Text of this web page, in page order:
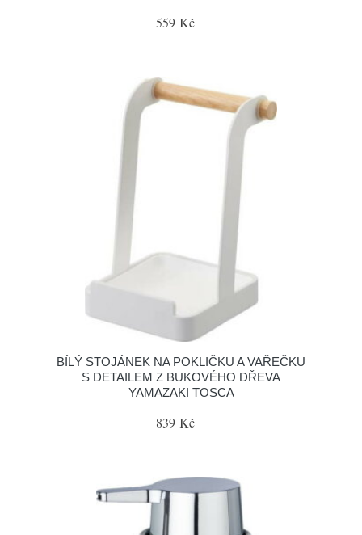
559 Kč
BÍLÝ STOJÁNEK NA POKLIČKU A VAŘEČKU
S DETAILEM Z BUKOVÉHO DŘEVA
YAMAZAKI TOSCA
839 Kč